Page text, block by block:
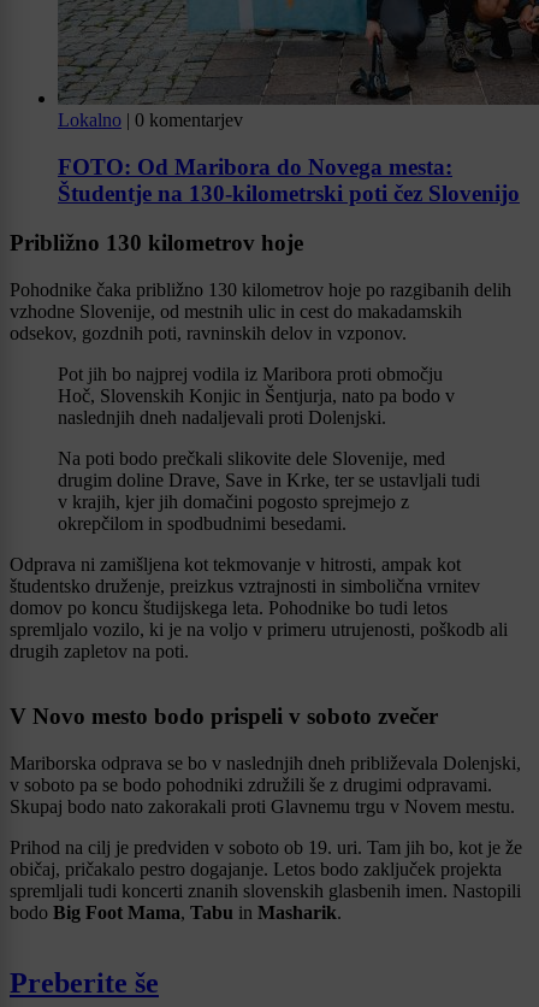
Lokalno | 0 komentarjev
FOTO: Od Maribora do Novega mesta:
Študentje na 130-kilometrski poti čez Slovenijo
Približno 130 kilometrov hoje
Pohodnike čaka približno 130 kilometrov hoje po razgibanih delih
vzhodne Slovenije, od mestnih ulic in cest do makadamskih
odsekov, gozdnih poti, ravninskih delov in vzponov.
Pot jih bo najprej vodila iz Maribora proti območju
Hoč, Slovenskih Konjic in Šentjurja, nato pa bodo v
naslednjih dneh nadaljevali proti Dolenjski.
Na poti bodo prečkali slikovite dele Slovenije, med
drugim doline Drave, Save in Krke, ter se ustavljali tudi
v krajih, kjer jih domačini pogosto sprejmejo z
okrepčilom in spodbudnimi besedami.
Odprava ni zamišljena kot tekmovanje v hitrosti, ampak kot
študentsko druženje, preizkus vztrajnosti in simbolična vrnitev
domov po koncu študijskega leta. Pohodnike bo tudi letos
spremljalo vozilo, ki je na voljo v primeru utrujenosti, poškodb ali
drugih zapletov na poti.
V Novo mesto bodo prispeli v soboto zvečer
Mariborska odprava se bo v naslednjih dneh približevala Dolenjski,
v soboto pa se bodo pohodniki združili še z drugimi odpravami.
Skupaj bodo nato zakorakali proti Glavnemu trgu v Novem mestu.
Prihod na cilj je predviden v soboto ob 19. uri. Tam jih bo, kot je že
običaj, pričakalo pestro dogajanje. Letos bodo zaključek projekta
spremljali tudi koncerti znanih slovenskih glasbenih imen. Nastopili
bodo Big Foot Mama, Tabu in Masharik.
Preberite še